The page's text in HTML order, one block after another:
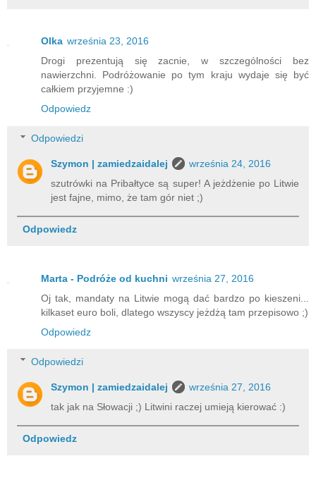
Olka września 23, 2016
Drogi prezentują się zacnie, w szczególności bez
nawierzchni. Podróżowanie po tym kraju wydaje się być
całkiem przyjemne :)
Odpowiedz
Odpowiedzi
Szymon | zamiedzaidalej
września 24, 2016
szutrówki na Pribałtyce są super! A jeżdżenie po Litwie
jest fajne, mimo, że tam gór niet ;)
Odpowiedz
Marta - Podróże od kuchni września 27, 2016
Oj tak, mandaty na Litwie mogą dać bardzo po kieszeni...
kilkaset euro boli, dlatego wszyscy jeżdżą tam przepisowo ;)
Odpowiedz
Odpowiedzi
Szymon | zamiedzaidalej
września 27, 2016
tak jak na Słowacji ;) Litwini raczej umieją kierować :)
Odpowiedz